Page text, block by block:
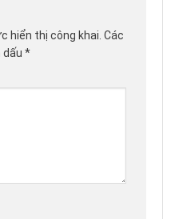
hiển thị công khai. Các
*